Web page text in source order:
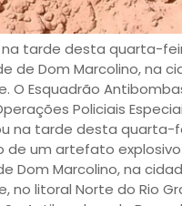
tarde desta quarta-
de Dom Marcolino, na
O Esquadrão
Policiais
na tarde desta quarta-
de um artefato
Dom Marcolino, na
no litoral Norte do Rio